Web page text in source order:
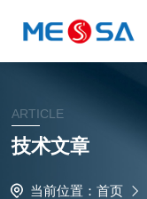
ARTICLE
技术文章
当前位置： 首页